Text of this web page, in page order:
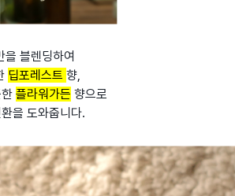
블렌딩하여
딥포레스트 향,
플라워가든 향으로
을 도와줍니다.